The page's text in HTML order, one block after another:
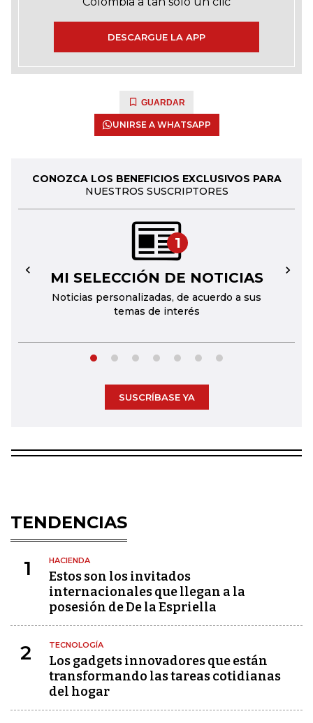
DESCARGUE LA APP
GUARDAR
UNIRSE A WHATSAPP
CONOZCA LOS BENEFICIOS EXCLUSIVOS PARA
NUESTROS SUSCRIPTORES
1
MI SELECCIÓN DE NOTICIAS
Noticias personalizadas, de acuerdo a sus
temas de interés
← →
SUSCRÍBASE YA
TENDENCIAS
1 HACIENDA
Estos son los invitados
internacionales que llegan a la
posesión de De la Espriella
2 TECNOLOGÍA
Los gadgets innovadores que están
transformando las tareas cotidianas
del hogar